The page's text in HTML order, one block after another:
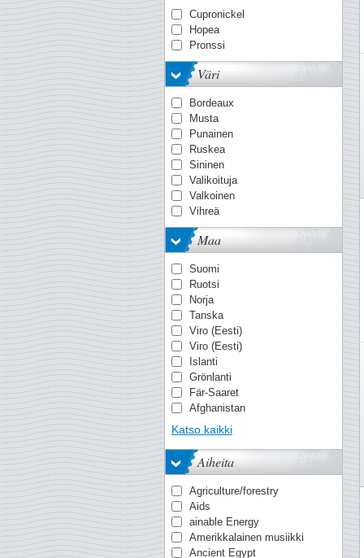
VARIO
KANZLEI-järjestelmä
ENCAP-lehtiä
FOLIO-järjestelmä
Smart
AFA
NVPH
LAPE
Battenberg
Edifil
FACIT
MICHEL
Stanley Gibbons
Yvert & Tellier
Cupronickel
Hopea
Pronssi
Väri
Bordeaux
Musta
Punainen
Ruskea
Sininen
Valikoituja
Valkoinen
Vihreä
Maa
Suomi
Ruotsi
Norja
Tanska
Viro (Eesti)
Viro (Eesti)
Islanti
Grönlanti
Fär-Saaret
Afghanistan
Ahvenanmaa
Ahvenanmaa
Alankomaiden Itä-Intia
Albania
Alderney
Algeria
Andorra - Espanjan
Andorra - Ranska
Angola
Katso kaikki
Aiheita
Agriculture/forestry
Aids
ainable Energy
Amerikkalainen musiikki
Ancient Egypt